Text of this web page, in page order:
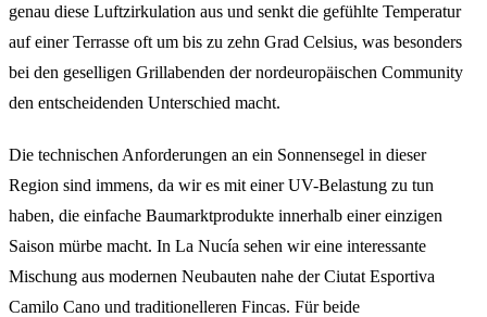
genau diese Luftzirkulation aus und senkt die gefühlte Temperatur
auf einer Terrasse oft um bis zu zehn Grad Celsius, was besonders
bei den geselligen Grillabenden der nordeuropäischen Community
den entscheidenden Unterschied macht.
Die technischen Anforderungen an ein Sonnensegel in dieser
Region sind immens, da wir es mit einer UV-Belastung zu tun
haben, die einfache Baumarktprodukte innerhalb einer einzigen
Saison mürbe macht. In La Nucía sehen wir eine interessante
Mischung aus modernen Neubauten nahe der Ciutat Esportiva
Camilo Cano und traditionelleren Fincas. Für beide